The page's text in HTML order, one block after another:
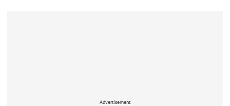
Advertisement